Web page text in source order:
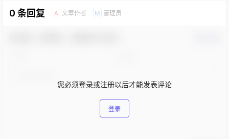
0 条回复 A 文章作者 M 管理员
您必须登录或注册以后才能发表评论
登录